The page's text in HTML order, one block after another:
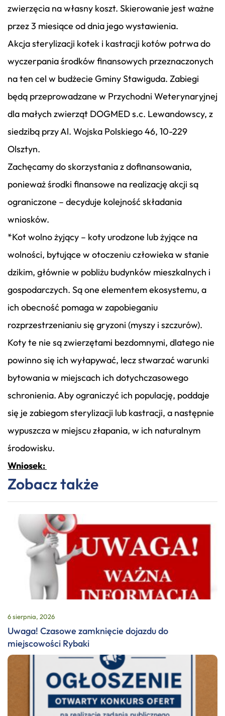
zwierzęcia na własny koszt. Skierowanie jest ważne
przez 3 miesiące od dnia jego wystawienia.
Akcja sterylizacji kotek i kastracji kotów potrwa do
wyczerpania środków finansowych przeznaczonych
na ten cel w budżecie Gminy Stawiguda. Zabiegi
będą przeprowadzane w Przychodni Weterynaryjnej
dla małych zwierząt DOGMED s.c. Lewandowscy, z
siedzibą przy Al. Wojska Polskiego 46, 10-229
Olsztyn.
Zachęcamy do skorzystania z dofinansowania,
ponieważ środki finansowe na realizację akcji są
ograniczone – decyduje kolejność składania
wniosków.
*Kot wolno żyjący – koty urodzone lub żyjące na
wolności, bytujące w otoczeniu człowieka w stanie
dzikim, głównie w pobliżu budynków mieszkalnych i
gospodarczych. Są one elementem ekosystemu, a
ich obecność pomaga w zapobieganiu
rozprzestrzenianiu się gryzoni (myszy i szczurów).
Koty te nie są zwierzętami bezdomnymi, dlatego nie
powinno się ich wyłapywać, lecz stwarzać warunki
bytowania w miejscach ich dotychczasowego
schronienia. Aby ograniczyć ich populację, poddaje
się je zabiegom sterylizacji lub kastracji, a następnie
wypuszcza w miejscu złapania, w ich naturalnym
środowisku.
Wniosek:
Zobacz także
6 sierpnia, 2026
Uwaga! Czasowe zamknięcie dojazdu do
miejscowości Rybaki